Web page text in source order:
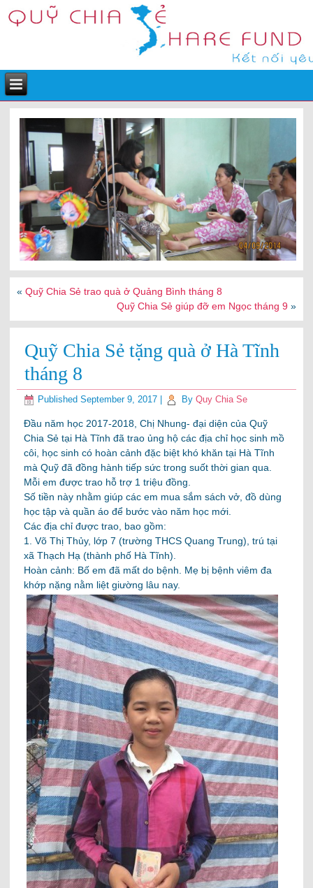
«Quỹ Chia Sẻ trao quà ở Quảng Bình tháng 8
Quỹ Chia Sẻ giúp đỡ em Ngọc tháng 9»
Quỹ Chia Sẻ tặng quà ở Hà Tĩnh
tháng 8
Published September 9, 2017 By Quy Chia Se
Đầu năm học 2017-2018, Chị Nhung- đại diện của Quỹ
Chia Sẻ tại Hà Tĩnh đã trao ủng hộ các địa chỉ học sinh mồ
côi, học sinh có hoàn cảnh đặc biệt khó khăn tại Hà Tĩnh
mà Quỹ đã đồng hành tiếp sức trong suốt thời gian qua.
Mỗi em được trao hỗ trợ 1 triệu đồng.
Số tiền này nhằm giúp các em mua sắm sách vở, đồ dùng
học tập và quần áo để bước vào năm học mới.
Các địa chỉ được trao, bao gồm:
1. Võ Thị Thủy, lớp 7 (trường THCS Quang Trung), trú tại
xã Thạch Hạ (thành phố Hà Tĩnh).
Hoàn cảnh: Bố em đã mất do bệnh. Mẹ bị bệnh viêm đa
khớp nặng nằm liệt giường lâu nay.